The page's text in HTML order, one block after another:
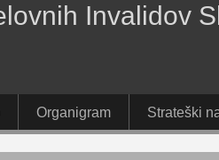
Invalidov
Organigram Strateški